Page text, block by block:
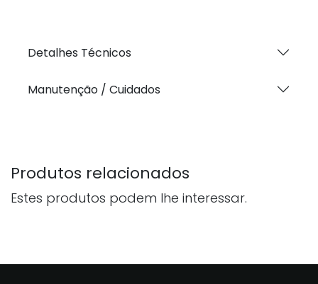
Detalhes Técnicos
Manutenção / Cuidados
Produtos relacionados
Estes produtos podem lhe interessar.